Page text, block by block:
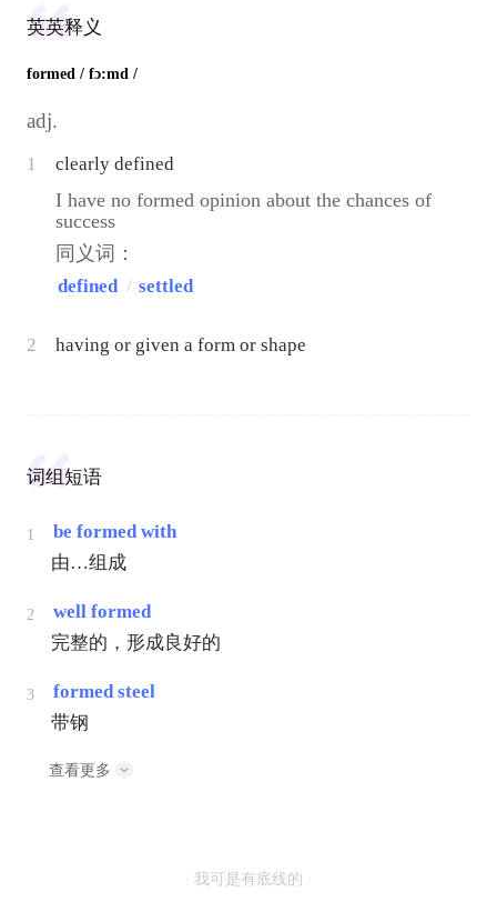
英英释义
formed / fɔ:md /
adj.
1 clearly defined
I have no formed opinion about the chances of
success
同义词：
defined/ settled
2 having or given a form or shape
词组短语
1
be formed with
由…组成
2
well formed
完整的，形成良好的
3
formed steel
带钢
查看更多
· 我可是有底线的 ·